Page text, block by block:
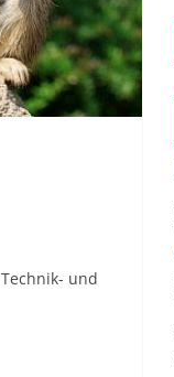
und